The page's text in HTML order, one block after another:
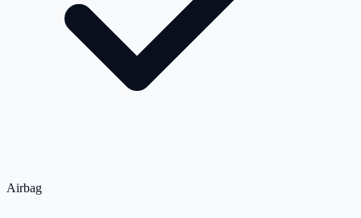
Airbag